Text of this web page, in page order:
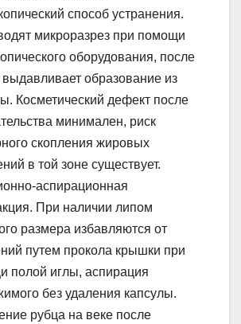
способ устранения.
микроразрез при помощи
оборудования, после
выдавливает образование из
Косметический дефект после
минимален, риск
скопления жировых
в той зоне существует.
аспирационная
При наличии липом
размера избавляются от
путем прокола крышки при
полой иглы, аспирация
без удаления капсулы.
рубца на веке после